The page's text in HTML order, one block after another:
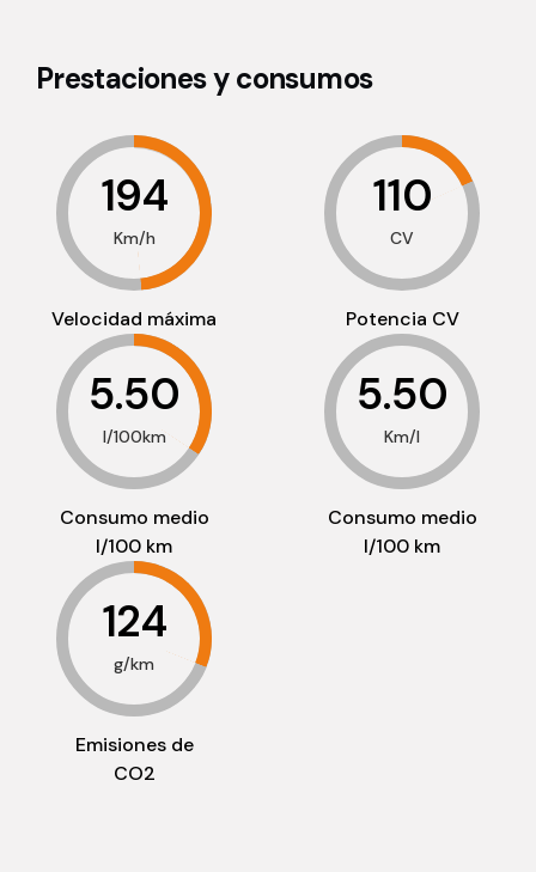
Prestaciones y consumos
194
Km/h
Velocidad máxima
110
CV
Potencia CV
5.50
l/100km
Consumo medio
l/100 km
5.50
Km/l
Consumo medio
l/100 km
124
g/km
Emisiones de
CO2